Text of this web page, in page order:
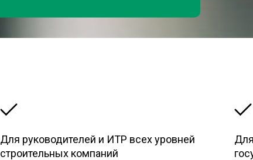
Для руководителей и ИТР всех уровней
строительных компаний